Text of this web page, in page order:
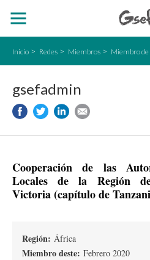
Inicio Redes Miembros Miembro de
gsefadmin
Cooperación de las
Locales de la Región
Victoria (capítulo de
Región: África
Miembro deste: Febrero 2020